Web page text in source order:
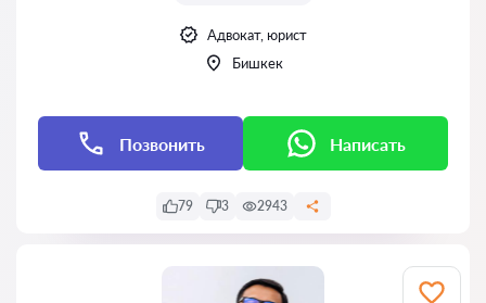
Адвокат, юрист
Бишкек
Позвонить Написать
79 3 2943